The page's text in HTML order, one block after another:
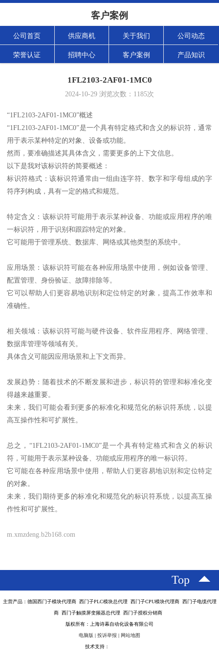
客户案例
公司首页 供应商机 关于我们 公司动态
荣誉认证 招聘中心 客户案例 产品知识
1FL2103-2AF01-1MC0
2024-10-29 浏览次数： 1185次
“1FL2103-2AF01-1MC0”概述
“1FL2103-2AF01-1MC0”是一个具有特定格式和含义的标识符，通常
用于表示某种特定的对象、设备或功能。
然而，要准确描述其具体含义，需要更多的上下文信息。
以下是我对该标识符的简要概述：
标识符格式：该标识符通常由一组由连字符、数字和字母组成的字
符序列构成，具有一定的格式和规范。
特定含义：该标识符可能用于表示某种设备、功能或应用程序的唯
一标识符，用于识别和跟踪特定的对象。
它可能用于管理系统、数据库、网络或其他类型的系统中。
应用场景：该标识符可能在各种应用场景中使用，例如设备管理、
配置管理、身份验证、故障排除等。
它可以帮助人们更容易地识别和定位特定的对象，提高工作效率和
准确性。
相关领域：该标识符可能与硬件设备、软件应用程序、网络管理、
数据库管理等领域有关。
具体含义可能因应用场景和上下文而异。
发展趋势：随着技术的不断发展和进步，标识符的管理和标准化变
得越来越重要。
未来，我们可能会看到更多的标准化和规范化的标识符系统，以提
高互操作性和可扩展性。
总之，“1FL2103-2AF01-1MC0”是一个具有特定格式和含义的标识
符，可能用于表示某种设备、功能或应用程序的唯一标识符。
它可能在各种应用场景中使用，帮助人们更容易地识别和定位特定
的对象。
未来，我们期待更多的标准化和规范化的标识符系统，以提高互操
作性和可扩展性。
m.xmzdeng.b2b168.com
Top
主营产品：德国西门子模块代理商 西门子PLC模块总代理 西门子CPU模块代理商 西门子电缆代理
商 西门子触摸屏变频器总代理 西门子授权分销商
版权所有：上海诗幕自动化设备有限公司
电脑版 | 投诉举报 | 网站地图
技术支持：